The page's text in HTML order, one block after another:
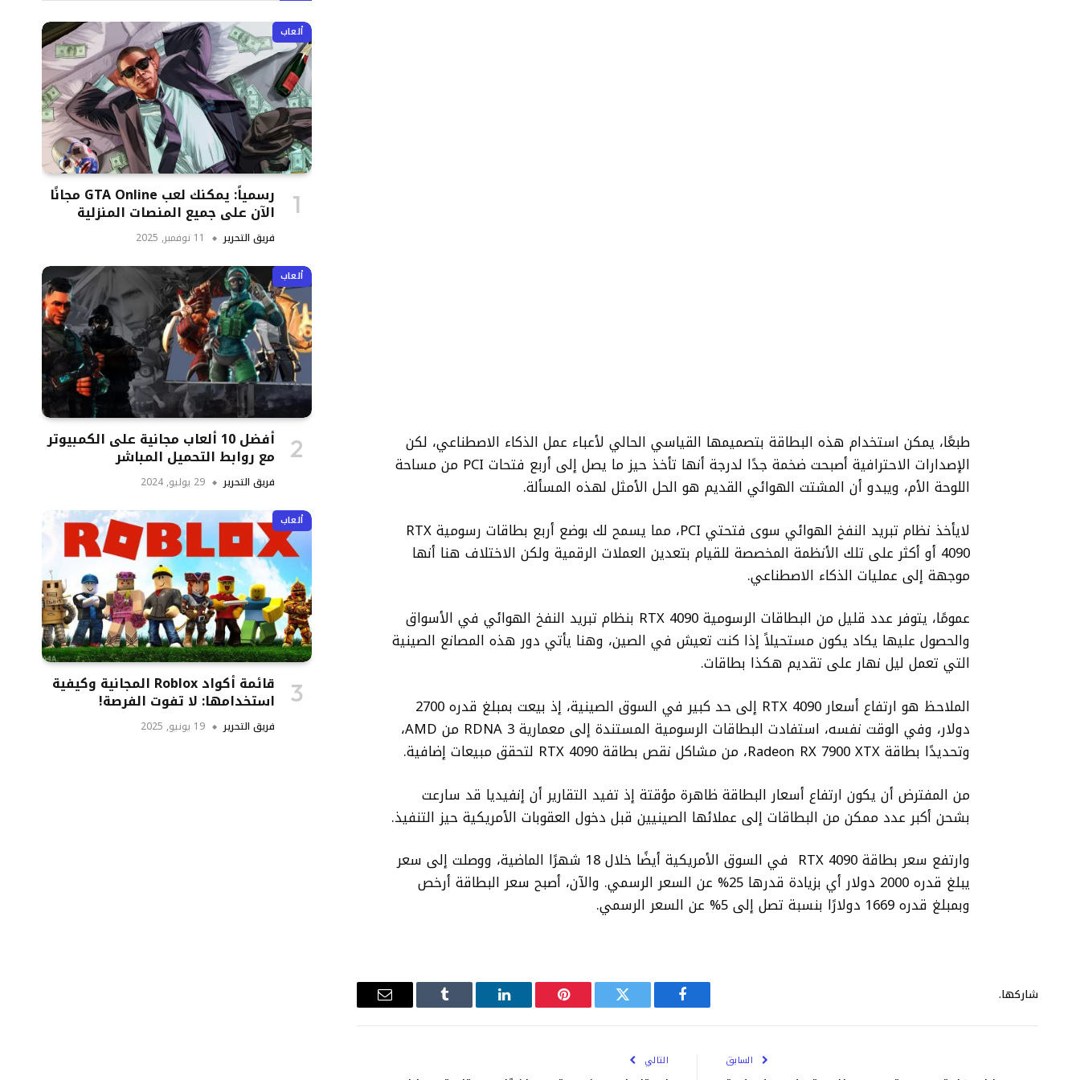
طبعًا، يمكن استخدام هذه البطاقة بتصميمها القياسي الحالي لأعباء عمل الذكاء الاصطناعي، لكن
الإصدارات الاحترافية أصبحت ضخمة جدًا لدرجة أنها تأخذ حيز ما يصل إلى أربع فتحات PCI من مساحة
اللوحة الأم، ويبدو أن المشتت الهوائي القديم هو الحل الأمثل لهذه المسألة.
لايأخذ نظام تبريد النفخ الهوائي سوى فتحتي PCI، مما يسمح لك بوضع أربع بطاقات رسومية RTX
4090 أو أكثر على تلك الأنظمة المخصصة للقيام بتعدين العملات الرقمية ولكن الاختلاف هنا أنها
موجهة إلى عمليات الذكاء الاصطناعي.
عمومًا، يتوفر عدد قليل من البطاقات الرسومية RTX 4090 بنظام تبريد النفخ الهوائي في الأسواق
والحصول عليها يكاد يكون مستحيلاً إذا كنت تعيش في الصين، وهنا يأتي دور هذه المصانع الصينية
التي تعمل ليل نهار على تقديم هكذا بطاقات.
الملاحظ هو
ارتفاع أسعار RTX 4090 إلى حد كبير في السوق الصينية، إذ بيعت بمبلغ قدره 2700
دولار، وفي الوقت نفسه، استفادت البطاقات الرسومية المستندة إلى معمارية RDNA 3 من AMD،
وتحديدًا بطاقة Radeon RX 7900 XTX، من مشاكل نقص بطاقة RTX 4090 لتحقق مبيعات إضافية.
من المفترض أن يكون ارتفاع أسعار البطاقة ظاهرة مؤقتة إذ تفيد التقارير أن إنفيديا قد سارعت
بشحن أكبر عدد ممكن من البطاقات إلى عملائها الصينيين قبل دخول العقوبات الأمريكية حيز التنفيذ.
وارتفع سعر بطاقة RTX 4090 في السوق الأمريكية أيضًا خلال 18 شهرًا الماضية، ووصلت إلى سعر
يبلغ قدره 2000 دولار أي بزيادة قدرها 25% عن
السعر الرسمي. والآن، أصبح سعر البطاقة أرخص
وبمبلغ قدره 1669 دولارًا بنسبة تصل إلى 5% عن السعر الرسمي.
شاركها. فيسبوك تويتر بينتيريستلينكدإن Tumblr البريد
السابق التالي
ألعاب
رسمياً: يمكنك لعب GTA Online مجانًا
الآن على جميع المنصات المنزلية
فريق التحرير 11 نوفمبر, 2025
ألعاب
أفضل 10 ألعاب مجانية على الكمبيوتر
مع روابط التحميل المباشر
فريق التحرير 29 يوليو, 2024
ألعاب
قائمة أكواد Roblox المجانية وكيفية
استخدامها: لا تفوت الفرصة!
فريق التحرير 19 يونيو, 2025